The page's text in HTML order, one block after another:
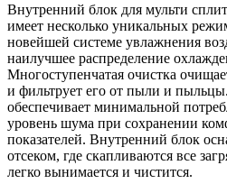
Внутренний блок для мульти
имеет несколько уникальных
новейшей системе увлажнения
наилучшее распределение
Многоступенчатая очистка
и фильтрует его от пыли и
обеспечивает минимальной
уровень шума при сохранении
показателей. Внутренний блок
отсеком, где скапливаются все
легко вынимается и чистится.